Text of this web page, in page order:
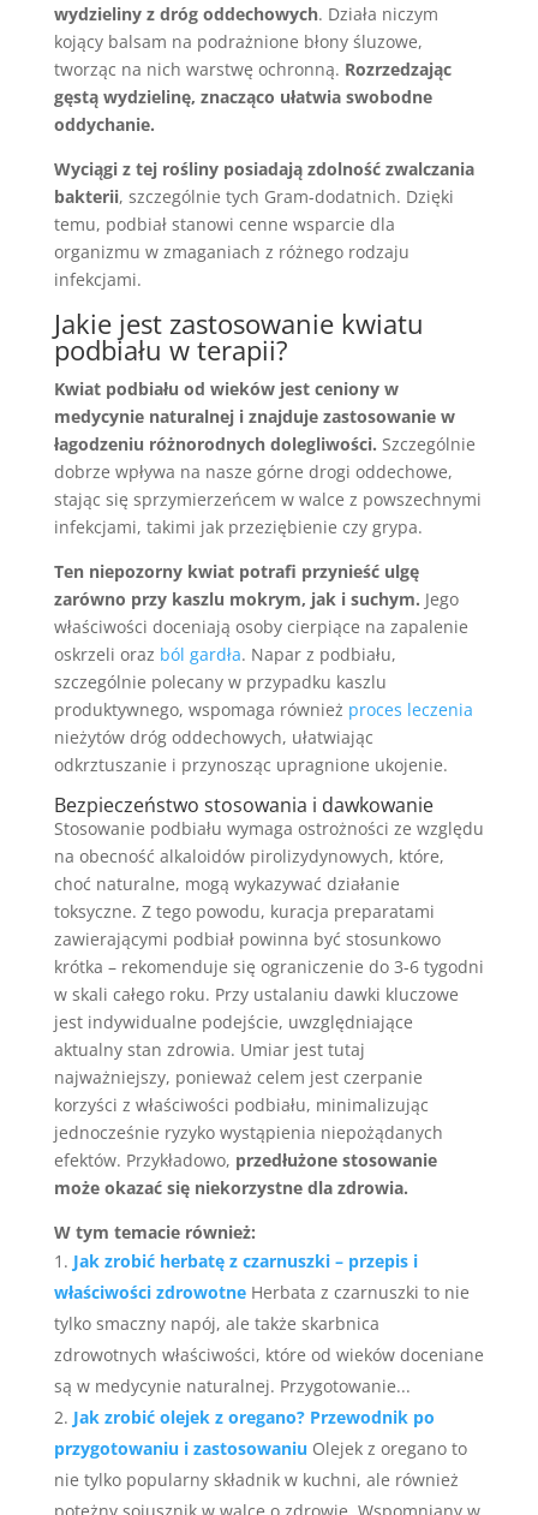
wydzieliny z dróg oddechowych. Działa niczym
kojący balsam na podrażnione błony śluzowe,
tworząc na nich warstwę ochronną. Rozrzedzając
gęstą wydzielinę, znacząco ułatwia swobodne
oddychanie.
Wyciągi z tej rośliny posiadają zdolność zwalczania
bakterii, szczególnie tych Gram-dodatnich. Dzięki
temu, podbiał stanowi cenne wsparcie dla
organizmu w zmaganiach z różnego rodzaju
infekcjami.
Jakie jest zastosowanie kwiatu
podbiału w terapii?
Kwiat podbiału od wieków jest ceniony w
medycynie naturalnej i znajduje zastosowanie w
łagodzeniu różnorodnych dolegliwości. Szczególnie
dobrze wpływa na nasze górne drogi oddechowe,
stając się sprzymierzeńcem w walce z powszechnymi
infekcjami, takimi jak przeziębienie czy grypa.
Ten niepozorny kwiat potrafi przynieść ulgę
zarówno przy kaszlu mokrym, jak i suchym. Jego
właściwości doceniają osoby cierpiące na zapalenie
oskrzeli oraz ból gardła. Napar z podbiału,
szczególnie polecany w przypadku kaszlu
produktywnego, wspomaga również proces leczenia
nieżytów dróg oddechowych, ułatwiając
odkrztuszanie i przynosząc upragnione ukojenie.
Bezpieczeństwo stosowania i dawkowanie
Stosowanie podbiału wymaga ostrożności ze względu
na obecność alkaloidów pirolizydynowych, które,
choć naturalne, mogą wykazywać działanie
toksyczne. Z tego powodu, kuracja preparatami
zawierającymi podbiał powinna być stosunkowo
krótka – rekomenduje się ograniczenie do 3-6 tygodni
w skali całego roku. Przy ustalaniu dawki kluczowe
jest indywidualne podejście, uwzględniające
aktualny stan zdrowia. Umiar jest tutaj
najważniejszy, ponieważ celem jest czerpanie
korzyści z właściwości podbiału, minimalizując
jednocześnie ryzyko wystąpienia niepożądanych
efektów. Przykładowo, przedłużone stosowanie
może okazać się niekorzystne dla zdrowia.
W tym temacie również:
Jak zrobić herbatę z czarnuszki – przepis i
właściwości zdrowotne Herbata z czarnuszki to nie
tylko smaczny napój, ale także skarbnica
zdrowotnych właściwości, które od wieków doceniane
są w medycynie naturalnej. Przygotowanie...
Jak zrobić olejek z oregano? Przewodnik po
przygotowaniu i zastosowaniu Olejek z oregano to
nie tylko popularny składnik w kuchni, ale również